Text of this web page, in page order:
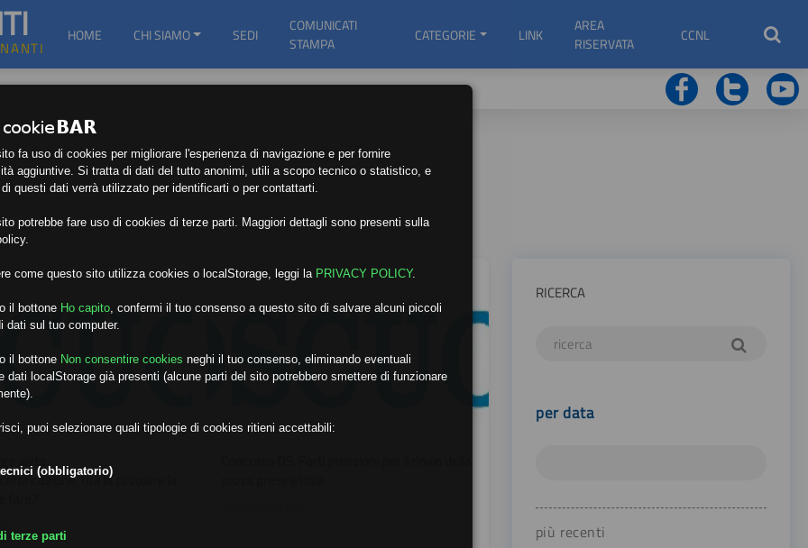
HOME CHI SIAMO SEDI
COMUNICATI
STAMPA
CATEGORIE LINK
AREA
RISERVATA
CCNL
vieta
ma la circolare la
RICERCA
per data
più recenti
fa uso di cookies per migliorare l'esperienza di navigazione e per fornire
aggiuntive. Si tratta di dati del tutto anonimi, utili a scopo tecnico o statistico, e
questi dati verrà utilizzato per identificarti o per contattarti.
potrebbe fare uso di cookies di terze parti. Maggiori dettagli sono presenti sulla
come questo sito utilizza cookies o localStorage, leggi la PRIVACY POLICY.
il bottone Ho capito, confermi il tuo consenso a questo sito di salvare alcuni piccoli
dati sul tuo computer.
il bottone Non consentire cookies neghi il tuo consenso, eliminando eventuali
dati localStorage già presenti (alcune parti del sito potrebbero smettere di funzionare
puoi selezionare quali tipologie di cookies ritieni accettabili:
(obbligatorio)
terze parti